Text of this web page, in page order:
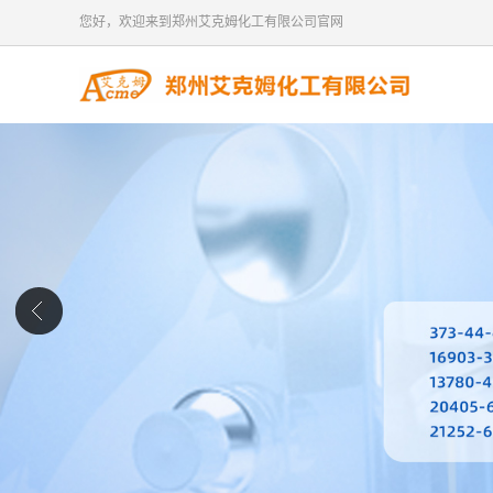
您好，欢迎来到郑州艾克姆化工有限公司官网